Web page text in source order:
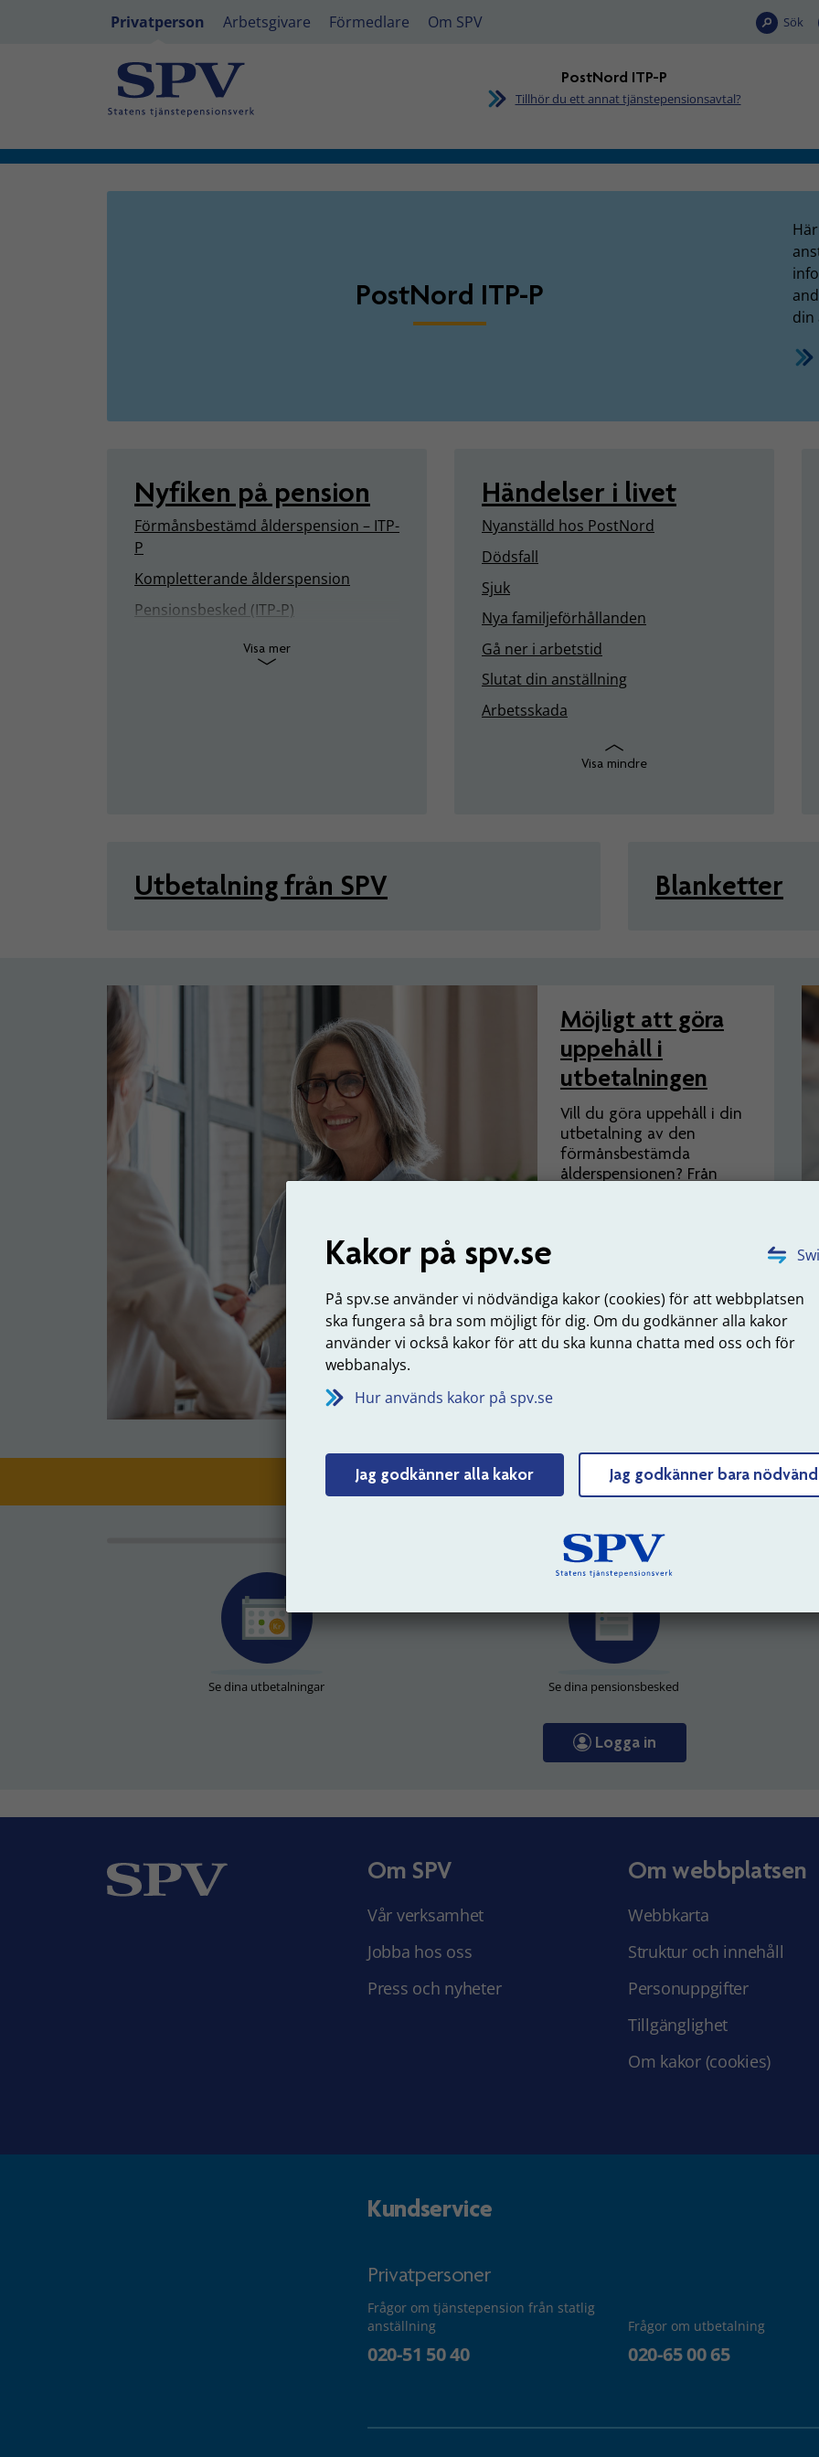
Kakor på spv.se
På spv.se använder vi nödvändiga kakor (cookies) för att webbplatsen
ska fungera så bra som möjligt för dig. Om du godkänner alla kakor
använder vi också kakor för att du ska kunna chatta med oss och för
webbanalys.
Hur används kakor på spv.se
Jag godkänner alla kakor Jag godkänner bara
Privatperson Arbetsgivare Förmedlare Om SPV Sök
PostNord ITP-P
Tillhör du ett annat tjänstepensionsavtal?
PostNord ITP-P
din
Nyfiken på pension
Förmånsbestämd ålderspension – ITP-
P
Kompletterande ålderspension
Pensionsbesked (ITP-P)
Visa mer
Händelser i livet
Nyanställd hos PostNord
Dödsfall
Sjuk
Nya familjeförhållanden
Gå ner i arbetstid
Slutat din anställning
Arbetsskada
Visa mindre
Utbetalning från SPV Blanketter
Artiklar
Möjligt att göra
uppehåll i
utbetalningen
Vill du göra uppehåll i din
utbetalning av den
förmånsbestämda
ålderspensionen? Från
Mina sidor
DET HÄR KAN DU GÖRA NÄR DU LOGGAT IN
Se dina utbetalningar Se dina pensionsbesked
Logga in
Om SPV
Vår verksamhet
Jobba hos oss
Press och nyheter
Om webbplatsen
Webbkarta
Struktur och innehåll
Personuppgifter
Tillgänglighet
Om kakor (cookies)
Kundservice
Privatpersoner
Frågor om tjänstepension från statlig
anställning
020-51 50 40
Frågor om utbetalning
020-65 00 65